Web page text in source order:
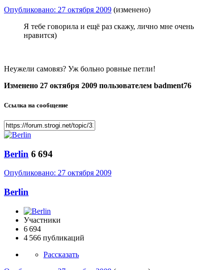
Опубликовано: 27 октября 2009 (изменено)
Я тебе говорила и ещё раз скажу, лично мне очень
нравится)
Неужели самовяз? Уж больно ровные петли!
Изменено 27 октября 2009 пользователем badment76
Ссылка на сообщение
Berlin 6 694
Опубликовано: 27 октября 2009
Berlin
Участники
6 694
4 566 публикаций
Рассказать